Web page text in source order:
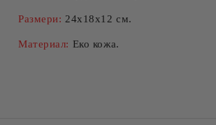
Размери: 24х18х12 см.
Материал: Еко кожа.